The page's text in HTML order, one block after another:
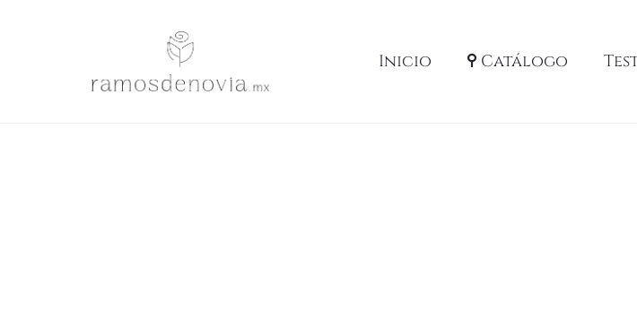
Inicio Catálogo
Bouquet multicolor en tonos pastel 1032